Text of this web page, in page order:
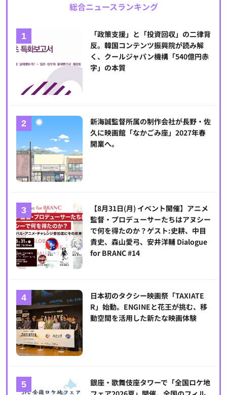
総合ニュースランキング
「政策支援」と「投資回収」の二律背
反。韓国コンテンツ振興院が読み解
く、クールジャパン機構「540億円赤
字」の本質
新海誠監督所属の制作会社が長野・佐
久に映画館「なかごみ座」2027年春
開業へ。
【8月31日(月) イベント開催】アニメ
監督・プロデューサーたちはアヌシー
で何を得たのか？ゲスト:史耕、中目
貴史、森山愛弓、安井洋輔 Dialogue
for BRANC #14
日本初のタクシー映画祭「TAXIATE
R」始動。ENGINEと花王が挑む、移
動空間を活用した新たな映画体験
銀座・歌舞伎座タワーで「全国ロケ地